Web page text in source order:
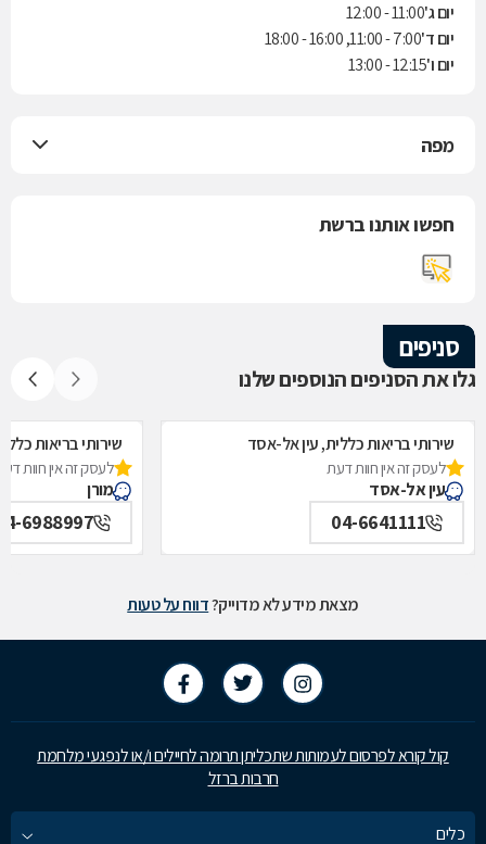
יום ג'11:00 - 12:00
יום ד'7:00 - 11:00, 16:00 - 18:00
יום ו'12:15 - 13:00
מפה
חפשו אותנו ברשת
סניפים
גלו את הסניפים הנוספים שלנו
שירותי בריאות כללית, עין אל-אסד
לעסק זה אין חוות דעת
עין אל-אסד
04-6641111
שירותי בריאות
לעסק זה אין חוות
מורן
6988997
מצאת מידע לא מדוייק?דווח על טעות
קול קורא לפרסום לעמותות שתכליתן תרומה לחיילים ו/או לנפגעי מלחמת
חרבות ברזל
כלים